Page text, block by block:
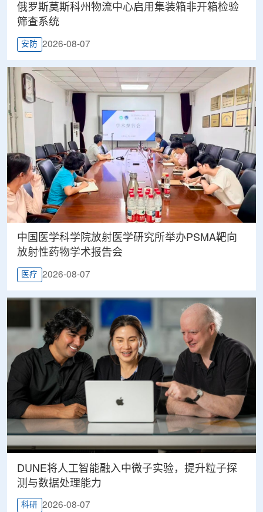
俄罗斯莫斯科州物流中心启用集装箱非开箱检验
筛查系统
安防 2026-08-07
中国医学科学院放射医学研究所举办PSMA靶向
放射性药物学术报告会
医疗 2026-08-07
DUNE将人工智能融入中微子实验，提升粒子探
测与数据处理能力
科研 2026-08-07